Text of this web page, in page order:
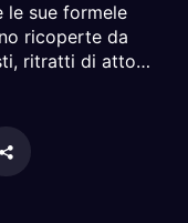
le sue formele
ricoperte da
ritratti di attori
anche il
“La Rotonda”
patrimonio
Vescovi,